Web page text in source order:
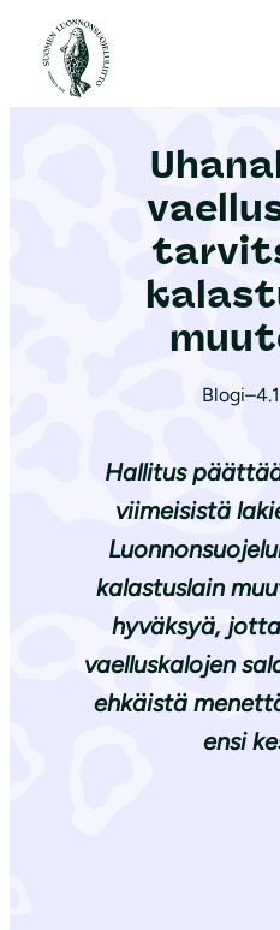
Etusivu
Blogi–
Hallitus
viimeisistä
kalastuslain
hyväksyä,
vaelluskalojen
ehkäistä
ensi